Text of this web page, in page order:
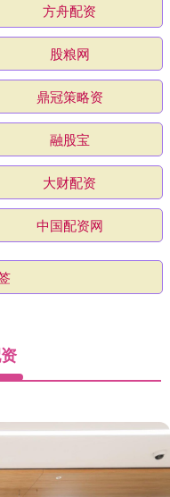
方舟配资
股粮网
鼎冠策略资
融股宝
大财配资
中国配资网